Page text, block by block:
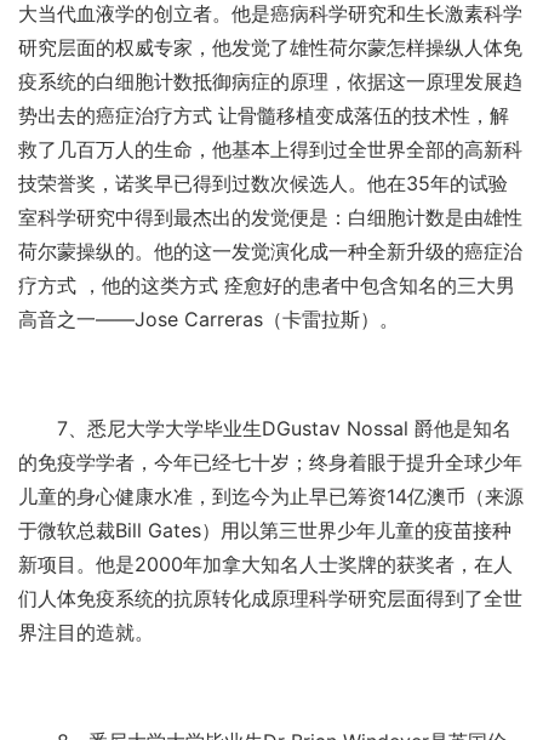
大当代血液学的创立者。他是癌病科学研究和生长激素科学
研究层面的权威专家，他发觉了雄性荷尔蒙怎样操纵人体免
疫系统的白细胞计数抵御病症的原理，依据这一原理发展趋
势出去的癌症治疗方式 让骨髓移植变成落伍的技术性，解
救了几百万人的生命，他基本上得到过全世界全部的高新科
技荣誉奖，诺奖早已得到过数次候选人。他在35年的试验
室科学研究中得到最杰出的发觉便是：白细胞计数是由雄性
荷尔蒙操纵的。他的这一发觉演化成一种全新升级的癌症治
疗方式 ，他的这类方式 痊愈好的患者中包含知名的三大男
高音之一——Jose Carreras（卡雷拉斯）。
7、悉尼大学大学毕业生DGustav Nossal 爵他是知名
的免疫学学者，今年已经七十岁；终身着眼于提升全球少年
儿童的身心健康水准，到迄今为止早已筹资14亿澳币（来源
于微软总裁Bill Gates）用以第三世界少年儿童的疫苗接种
新项目。他是2000年加拿大知名人士奖牌的获奖者，在人
们人体免疫系统的抗原转化成原理科学研究层面得到了全世
界注目的造就。